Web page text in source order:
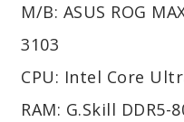
M/B: ASUS ROG
3103
CPU: Intel Core
RAM: G.Skill